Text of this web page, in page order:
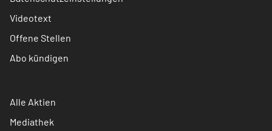
Videotext
Offene Stellen
Abo kündigen
Alle Aktien
Mediathek